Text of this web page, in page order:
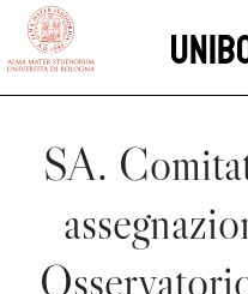
vai al contenuto della pagina
SA.